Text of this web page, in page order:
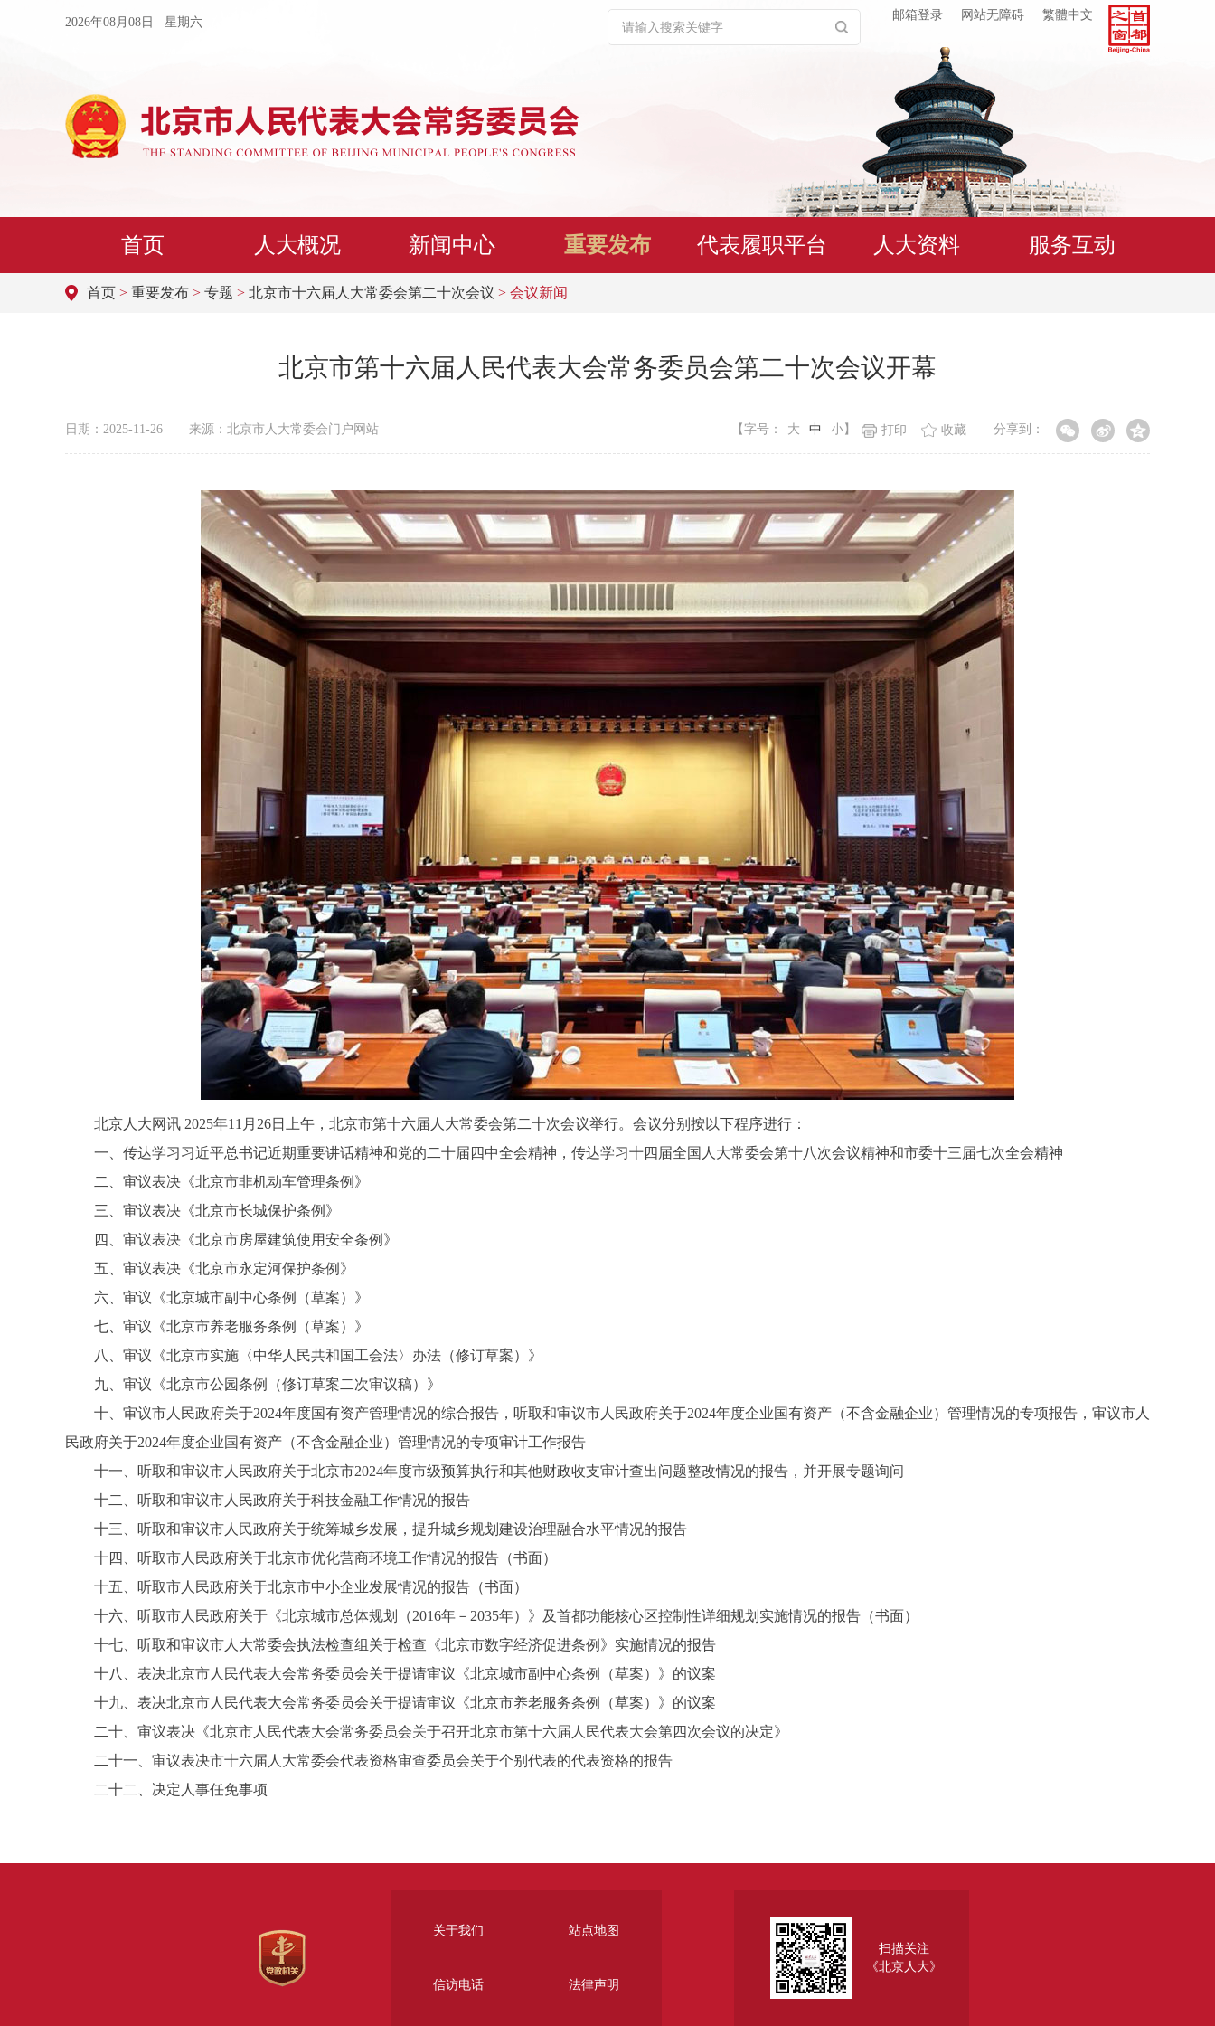
2026年08月08日 星期六
邮箱登录 网站无障碍 繁體中文
首页 人大概况 新闻中心 重要发布 代表履职平台 人大资料 服务互动
首页 > 重要发布 > 专题 > 北京市十六届人大常委会第二十次会议 > 会议新闻
北京市第十六届人民代表大会常务委员会第二十次会议开幕
日期：2025-11-26 来源：北京市人大常委会门户网站 分享到：
【字号： 大 中 小 】 收藏
打印
北京人大网讯 2025年11月26日上午，北京市第十六届人大常委会第二十次会议举行。会议分别按以下程序进行：
一、传达学习习近平总书记近期重要讲话精神和党的二十届四中全会精神，传达学习十四届全国人大常委会第十八次会议精神和市委十三届七次全会精神
二、审议表决《北京市非机动车管理条例》
三、审议表决《北京市长城保护条例》
四、审议表决《北京市房屋建筑使用安全条例》
五、审议表决《北京市永定河保护条例》
六、审议《北京城市副中心条例（草案）》
七、审议《北京市养老服务条例（草案）》
八、审议《北京市实施〈中华人民共和国工会法〉办法（修订草案）》
九、审议《北京市公园条例（修订草案二次审议稿）》
十、审议市人民政府关于2024年度国有资产管理情况的综合报告，听取和审议市人民政府关于2024年度企业国有资产（不含金融企业）管理情况的专项报告，审议市人
民政府关于2024年度企业国有资产（不含金融企业）管理情况的专项审计工作报告
十一、听取和审议市人民政府关于北京市2024年度市级预算执行和其他财政收支审计查出问题整改情况的报告，并开展专题询问
十二、听取和审议市人民政府关于科技金融工作情况的报告
十三、听取和审议市人民政府关于统筹城乡发展，提升城乡规划建设治理融合水平情况的报告
十四、听取市人民政府关于北京市优化营商环境工作情况的报告（书面）
十五、听取市人民政府关于北京市中小企业发展情况的报告（书面）
十六、听取市人民政府关于《北京城市总体规划（2016年－2035年）》及首都功能核心区控制性详细规划实施情况的报告（书面）
十七、听取和审议市人大常委会执法检查组关于检查《北京市数字经济促进条例》实施情况的报告
十八、表决北京市人民代表大会常务委员会关于提请审议《北京城市副中心条例（草案）》的议案
十九、表决北京市人民代表大会常务委员会关于提请审议《北京市养老服务条例（草案）》的议案
二十、审议表决《北京市人民代表大会常务委员会关于召开北京市第十六届人民代表大会第四次会议的决定》
二十一、审议表决市十六届人大常委会代表资格审查委员会关于个别代表的代表资格的报告
二十二、决定人事任免事项
扫描关注
《北京人大》
关于我们 站点地图
信访电话 法律声明